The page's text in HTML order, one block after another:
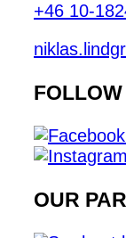
+46 10-
OUR